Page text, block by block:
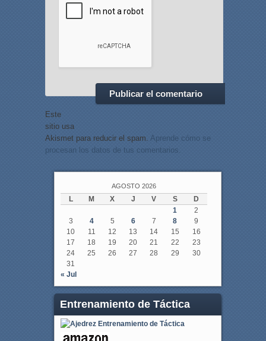
Este
sitio usa
Akismet para reducir el spam. Aprende cómo se
procesan los datos de tus comentarios.
AGOSTO 2026
L M X J V S
D
1
2
3
4 5 6 7 8
9
10
11 12 13 14 15
16
17
18 19 20 21 22
23
24
25 26 27 28 29
30
31
« Jul
Entrenamiento de Táctica